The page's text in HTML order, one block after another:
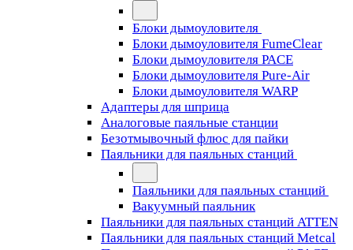
Блоки дымоуловителя
Блоки дымоуловителя FumeClear
Блоки дымоуловителя PACE
Блоки дымоуловителя Pure-Air
Блоки дымоуловителя WARP
Адаптеры для шприца
Аналоговые паяльные станции
Безотмывочный флюс для пайки
Паяльники для паяльных станций
Паяльники для паяльных станций
Вакуумный паяльник
Паяльники для паяльных станций ATTEN
Паяльники для паяльных станций Metcal